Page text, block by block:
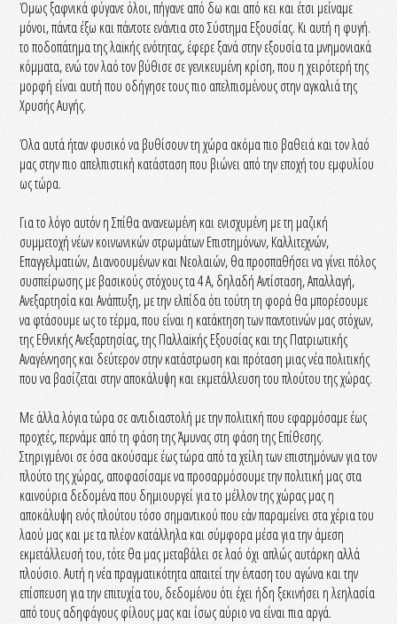
Όμως ξαφνικά φύγανε όλοι, πήγανε από δω και από κει και έτσι μείναμε
μόνοι, πάντα έξω και πάντοτε ενάντια στο Σύστημα Εξουσίας. Κι αυτή η φυγή.
το ποδοπάτημα της λαϊκής ενότητας, έφερε ξανά στην εξουσία τα μνημονιακά
κόμματα, ενώ τον λαό τον βύθισε σε γενικευμένη κρίση, που η χειρότερή της
μορφή είναι αυτή που οδήγησε τους πιο απελπισμένους στην αγκαλιά της
Χρυσής Αυγής.
Όλα αυτά ήταν φυσικό να βυθίσουν τη χώρα ακόμα πιο βαθειά και τον λαό
μας στην πιο απελπιστική κατάσταση που βιώνει από την εποχή του εμφυλίου
ως τώρα.
Για το λόγο αυτόν η Σπίθα ανανεωμένη και ενισχυμένη με τη μαζική
συμμετοχή νέων κοινωνικών στρωμάτων Επιστημόνων, Καλλιτεχνών,
Επαγγελματιών, Διανοουμένων και Νεολαιών, θα προσπαθήσει να γίνει πόλος
συσπείρωσης με βασικούς στόχους τα 4 Α, δηλαδή Αντίσταση, Απαλλαγή,
Ανεξαρτησία και Ανάπτυξη, με την ελπίδα ότι τούτη τη φορά θα μπορέσουμε
να φτάσουμε ως το τέρμα, που είναι η κατάκτηση των παντοτινών μας στόχων,
της Εθνικής Ανεξαρτησίας, της Παλλαϊκής Εξουσίας και της Πατριωτικής
Αναγέννησης και δεύτερον στην κατάστρωση και πρόταση μιας νέα πολιτικής
που να βασίζεται στην αποκάλυψη και εκμετάλλευση του πλούτου της χώρας.
Με άλλα λόγια τώρα σε αντιδιαστολή με την πολιτική που εφαρμόσαμε έως
προχτές, περνάμε από τη φάση της Άμυνας στη φάση της Επίθεσης.
Στηριγμένοι σε όσα ακούσαμε έως τώρα από τα χείλη των επιστημόνων για τον
πλούτο της χώρας, αποφασίσαμε να προσαρμόσουμε την πολιτική μας στα
καινούρια δεδομένα που δημιουργεί για το μέλλον της χώρας μας η
αποκάλυψη ενός πλούτου τόσο σημαντικού που εάν παραμείνει στα χέρια του
λαού μας και με τα πλέον κατάλληλα και σύμφορα μέσα για την άμεση
εκμετάλλευσή του, τότε θα μας μεταβάλει σε λαό όχι απλώς αυτάρκη αλλά
πλούσιο. Αυτή η νέα πραγματικότητα απαιτεί την ένταση του αγώνα και την
επίσπευση για την επιτυχία του, δεδομένου ότι έχει ήδη ξεκινήσει η λεηλασία
από τους αδηφάγους φίλους μας και ίσως αύριο να είναι πια αργά.